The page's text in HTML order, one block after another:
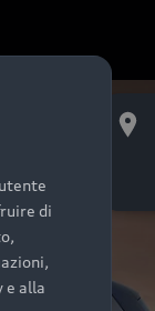
di
e alla